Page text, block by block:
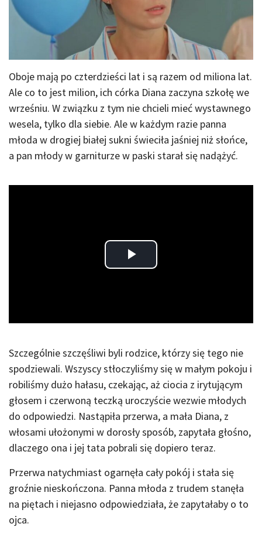
Oboje mają po czterdzieści lat i są razem od miliona lat.
Ale co to jest milion, ich córka Diana zaczyna szkołę we
wrześniu. W związku z tym nie chcieli mieć wystawnego
wesela, tylko dla siebie. Ale w każdym razie panna
młoda w drogiej białej sukni świeciła jaśniej niż słońce,
a pan młody w garniturze w paski starał się nadążyć.
Play
Szczególnie szczęśliwi byli rodzice, którzy się tego nie
spodziewali. Wszyscy stłoczyliśmy się w małym pokoju i
robiliśmy dużo hałasu, czekając, aż ciocia z irytującym
głosem i czerwoną teczką uroczyście wezwie młodych
do odpowiedzi. Nastąpiła przerwa, a mała Diana, z
włosami ułożonymi w dorosły sposób, zapytała głośno,
dlaczego ona i jej tata pobrali się dopiero teraz.
Przerwa natychmiast ogarnęła cały pokój i stała się
groźnie nieskończona. Panna młoda z trudem stanęła
na piętach i niejasno odpowiedziała, że zapytałaby o to
ojca.